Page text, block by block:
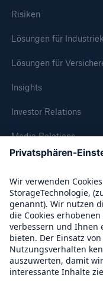
Risiken
Lösungen für
Lösungen für
Insights
Investor Relations
Media Relations
Compliance
Über Munich Re
Munich Re Weltweit
Lösungen
Cyber-
Navigation
Home